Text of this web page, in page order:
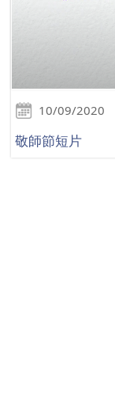
10/09/2020
敬師節短片